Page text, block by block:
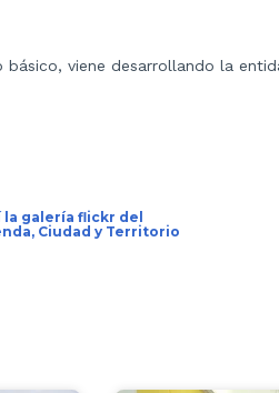
viene desarrollando la
galería flickr del
Ciudad y Territorio